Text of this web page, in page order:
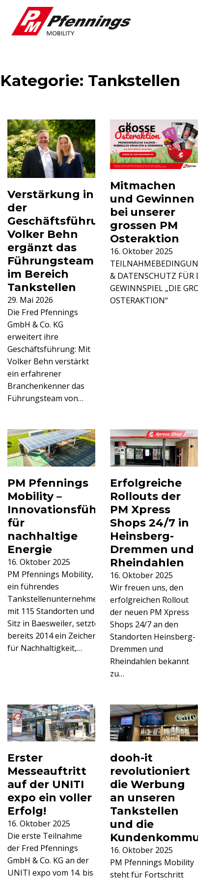
Kategorie: Tankstellen
Verstärkung in
der
Geschäftsführung:
Volker Behn
ergänzt das
Führungsteam
im Bereich
Tankstellen
29. Mai 2026
Die Fred Pfennings
GmbH & Co. KG
erweitert ihre
Geschäftsführung: Mit
Volker Behn verstärkt
ein erfahrener
Branchenkenner das
Führungsteam von…
Mitmachen
und Gewinnen
bei unserer
grossen PM
Osteraktion
16. Oktober 2025
TEILNAHMEBEDINGUNGEN
& DATENSCHUTZ FÜR DAS
GEWINNSPIEL „DIE GROSSE
OSTERAKTION“
PM Pfennings
Mobility –
Innovationsführer
für
nachhaltige
Energie
16. Oktober 2025
PM Pfennings Mobility,
ein führendes
Tankstellenunternehmen
mit 115 Standorten und
Sitz in Baesweiler, setzte
bereits 2014 ein Zeichen
für Nachhaltigkeit,…
Erfolgreiche
Rollouts der
PM Xpress
Shops 24/7 in
Heinsberg-
Dremmen und
Rheindahlen
16. Oktober 2025
Wir freuen uns, den
erfolgreichen Rollout
der neuen PM Xpress
Shops 24/7 an den
Standorten Heinsberg-
Dremmen und
Rheindahlen bekannt
zu…
Erster
Messeauftritt
auf der UNITI
expo ein voller
Erfolg!
16. Oktober 2025
Die erste Teilnahme
der Fred Pfennings
GmbH & Co. KG an der
UNITI expo vom 14. bis
dooh-it
revolutioniert
die Werbung
an unseren
Tankstellen
und die
16. Oktober 2025
PM Pfennings Mobility
steht für Fortschritt